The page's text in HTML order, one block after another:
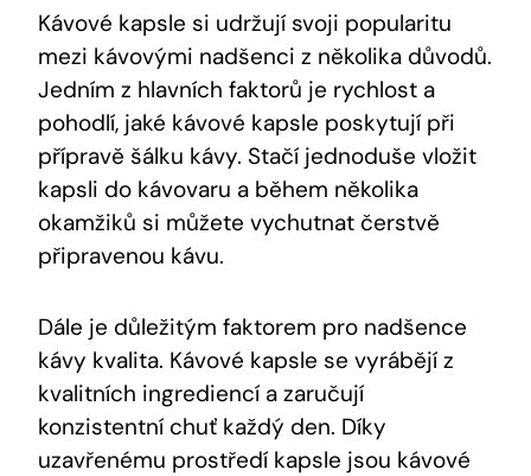
Kávové kapsle si udržují svoji popularitu
mezi kávovými nadšenci z několika důvodů.
Jedním z hlavních faktorů je rychlost a
pohodlí, jaké kávové kapsle poskytují při
přípravě šálku kávy. Stačí jednoduše vložit
kapsli do kávovaru a během několika
okamžiků si můžete vychutnat čerstvě
připravenou kávu.
Dále je důležitým faktorem pro nadšence
kávy kvalita. Kávové kapsle se vyrábějí z
kvalitních ingrediencí a zaručují
konzistentní chuť každý den. Díky
uzavřenému prostředí kapsle jsou kávové